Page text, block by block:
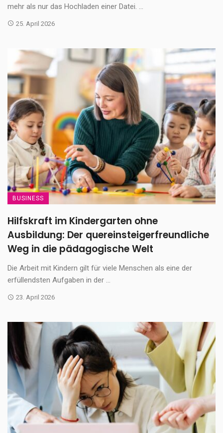
mehr als nur das Hochladen einer Datei. ...
25. April 2026
BUSINESS
Hilfskraft im Kindergarten ohne
Ausbildung: Der quereinsteigerfreundliche
Weg in die pädagogische Welt
Die Arbeit mit Kindern gilt für viele Menschen als eine der
erfüllendsten Aufgaben in der ...
23. April 2026